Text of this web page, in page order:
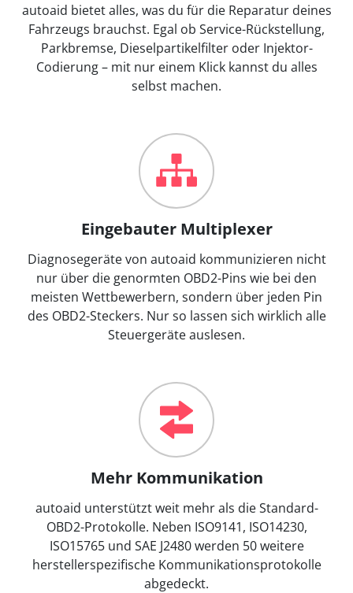
autoaid bietet alles, was du für die Reparatur deines
Fahrzeugs brauchst. Egal ob Service-Rückstellung,
Parkbremse, Dieselpartikelfilter oder Injektor-
Codierung – mit nur einem Klick kannst du alles
selbst machen.
Eingebauter Multiplexer
Diagnosegeräte von autoaid kommunizieren nicht
nur über die genormten OBD2-Pins wie bei den
meisten Wettbewerbern, sondern über jeden Pin
des OBD2-Steckers. Nur so lassen sich wirklich alle
Steuergeräte auslesen.
Mehr Kommunikation
autoaid unterstützt weit mehr als die Standard-
OBD2-Protokolle. Neben ISO9141, ISO14230,
ISO15765 und SAE J2480 werden 50 weitere
herstellerspezifische Kommunikationsprotokolle
abgedeckt.